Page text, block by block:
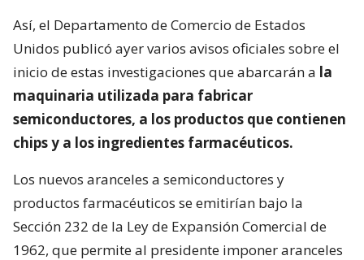
Así, el Departamento de Comercio de Estados
Unidos publicó ayer varios avisos oficiales sobre el
inicio de estas investigaciones que abarcarán a la
maquinaria utilizada para fabricar
semiconductores, a los productos que contienen
chips y a los ingredientes farmacéuticos.
Los nuevos aranceles a semiconductores y
productos farmacéuticos se emitirían bajo la
Sección 232 de la Ley de Expansión Comercial de
1962, que permite al presidente imponer aranceles